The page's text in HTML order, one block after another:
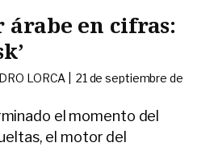
árabe en cifras:
LORCA | 21 de septiembre de
el momento del
el motor del